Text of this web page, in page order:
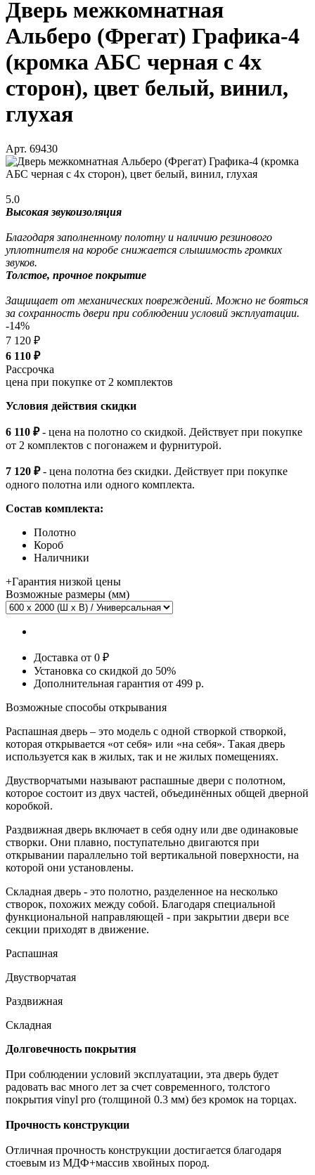
Дверь межкомнатная
Альберо (Фрегат) Графика-4
(кромка АБС черная с 4х
сторон), цвет белый, винил,
глухая
Арт. 69430
5.0
Высокая звукоизоляция
Благодаря заполненному полотну и наличию резинового
уплотнителя на коробе снижается слышимость громких
звуков.
Толстое, прочное покрытие
Защищает от механических повреждений. Можно не бояться
за сохранность двери при соблюдении условий эксплуатации.
-14%
7 120 ₽
6 110 ₽
Рассрочка
цена при покупке от 2 комплектов
Условия действия скидки
6 110 ₽- цена на полотно со скидкой. Действует при покупке
от 2 комплектов с погонажем и фурнитурой.
7 120 ₽- цена полотна без скидки. Действует при покупке
одного полотна или одного комплекта.
Состав комплекта:
Полотно
Короб
Наличники
+Гарантия низкой цены
Возможные размеры (мм)
Доставка от 0 ₽
Установка со скидкой до 50%
Дополнительная гарантия от 499 р.
Возможные способы открывания
Распашная дверь – это модель с одной створкой створкой,
которая открывается «от себя» или «на себя». Такая дверь
используется как в жилых, так и не жилых помещениях.
Двустворчатыми называют распашные двери с полотном,
которое состоит из двух частей, объединённых общей дверной
коробкой.
Раздвижная дверь включает в себя одну или две одинаковые
створки. Они плавно, поступательно двигаются при
открывании параллельно той вертикальной поверхности, на
которой они установлены.
Складная дверь - это полотно, разделенное на несколько
створок, похожих между собой. Благодаря специальной
функциональной направляющей - при закрытии двери все
секции приходят в движение.
Распашная
Двустворчатая
Раздвижная
Складная
Долговечность покрытия
При соблюдении условий эксплуатации, эта дверь будет
радовать вас много лет за счет современного, толстого
покрытия vinyl pro (толщиной 0.3 мм) без кромок на торцах.
Прочность конструкции
Отличная прочность конструкции достигается благодаря
стоевым из МДФ+массив хвойных пород.